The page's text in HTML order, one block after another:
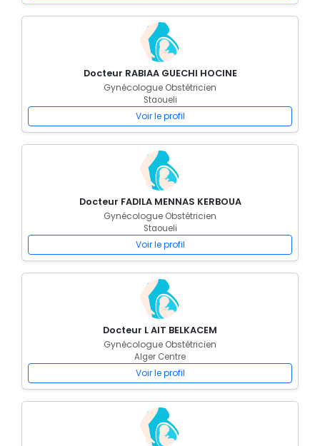
Docteur RABIAA GUECHI HOCINE
Gynécologue Obstétricien
Staoueli
Voir le profil
Docteur FADILA MENNAS KERBOUA
Gynécologue Obstétricien
Staoueli
Voir le profil
Docteur L AIT BELKACEM
Gynécologue Obstétricien
Alger Centre
Voir le profil